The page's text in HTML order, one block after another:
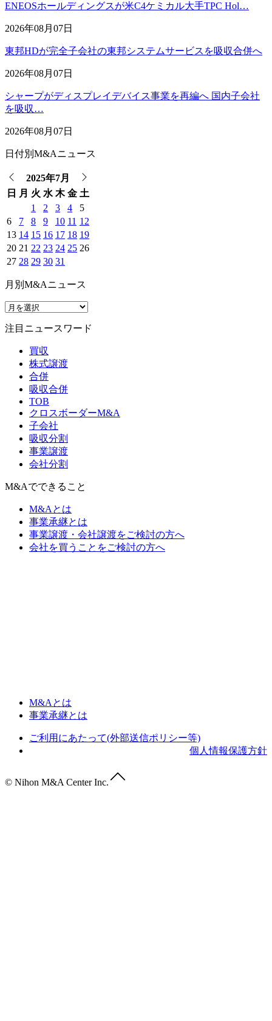
ENEOSホールディングスが米C4ケミカル大手TPC Hol…
2026年08月07日
東邦HDが完全子会社の東邦システムサービスを吸収合併へ
2026年08月07日
シャープがディスプレイデバイス事業を再編へ 国内子会社
を吸収…
2026年08月07日
日付別M&Aニュース
2025年7月
日 月 火 水 木 金 土
1
2 3 4
5
6
7 8 9 10 11 12
13 14 15 16 17 18 19
20 21 22 23 24 25 26
27 28 29 30 31
月別M&Aニュース
注目ニュースワード
買収
株式譲渡
合併
吸収合併
TOB
クロスボーダーM&A
子会社
吸収分割
事業譲渡
会社分割
M&Aでできること
M&Aとは
事業承継とは
事業譲渡・会社譲渡をご検討の方へ
会社を買うことをご検討の方へ
M&Aとは
事業承継とは
ご利用にあたって(外部送信ポリシー等)
個人情報保護方針
© Nihon M&A Center Inc.